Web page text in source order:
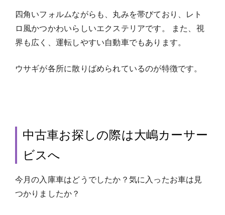
四角いフォルムながらも、丸みを帯びており、レト
ロ風かつかわいらしいエクステリアです。 また、視
界も広く、運転しやすい自動車でもあります。
ウサギが各所に散りばめられているのが特徴です。
中古車お探しの際は大嶋カーサー
ビスへ
今月の入庫車はどうでしたか？気に入ったお車は見
つかりましたか？